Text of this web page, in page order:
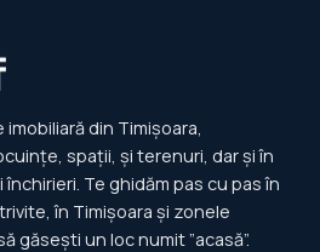
din Timișoara,
spații, și terenuri, dar și în
Te ghidăm pas cu pas în
în Timișoara și zonele
găsești un loc numit ”acasă”.